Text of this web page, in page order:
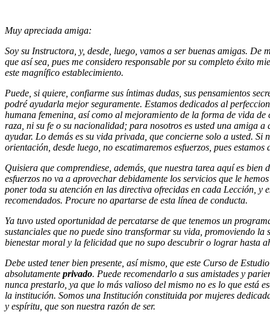
Muy apreciada amiga:
Soy su Instructora, y, desde, luego, vamos a ser buenas amigas. De
que así sea, pues me considero responsable por su completo éxito
este magnífico establecimiento.
Puede, si quiere, confiarme sus íntimas dudas, sus pensamientos
podré ayudarla mejor seguramente. Estamos dedicados al
humana femenina, así como al mejoramiento de la forma de vida de
raza, ni su fe o su nacionalidad; para nosotros es usted una amiga
ayudar. Lo demás es su vida privada, que concierne solo a usted. Si
orientación, desde luego, no escatimaremos esfuerzos, pues
Quisiera que comprendiese, además, que nuestra tarea aquí es bien
esfuerzos no va a aprovechar debidamente los servicios que le
poner toda su atención en las directiva ofrecidas en cada Lección, y
recomendados. Procure no apartarse de esta línea de conducta.
Ya tuvo usted oportunidad de percatarse de que tenemos un
sustanciales que no puede sino transformar su vida, promoviendo
bienestar moral y la felicidad que no supo descubrir o lograr hasta
Debe usted tener bien presente, así mismo, que este Curso de
absolutamente privado. Puede recomendarlo a sus amistades y
nunca prestarlo, ya que lo más valioso del mismo no es lo que está
la institución. Somos una Institución constituida por mujeres
y espíritu, que son nuestra razón de ser.